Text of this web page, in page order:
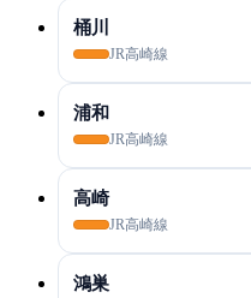
桶川
JR高崎線
浦和
JR高崎線
高崎
JR高崎線
鴻巣